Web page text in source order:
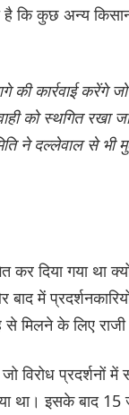
कि कुछ अन्य
कार्रवाई करेंगे
को स्थगित रखा
ने दल्लेवाल से
दिया गया था
में
से मिलने के लिए राजी
विरोध
था। इसके बाद